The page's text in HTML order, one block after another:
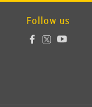
Follow us